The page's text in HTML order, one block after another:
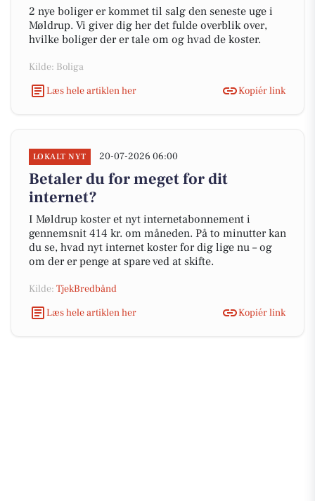
2 nye boliger er kommet til salg den seneste uge i
Møldrup. Vi giver dig her det fulde overblik over,
hvilke boliger der er tale om og hvad de koster.
Kilde: Boliga
Læs hele artiklen her
Kopiér link
LOKALT NYT 20-07-2026 06:00
Betaler du for meget for dit
internet?
I Møldrup koster et nyt internetabonnement i
gennemsnit 414 kr. om måneden. På to minutter kan
du se, hvad nyt internet koster for dig lige nu – og
om der er penge at spare ved at skifte.
Kilde: TjekBredbånd
Læs hele artiklen her
Kopiér link